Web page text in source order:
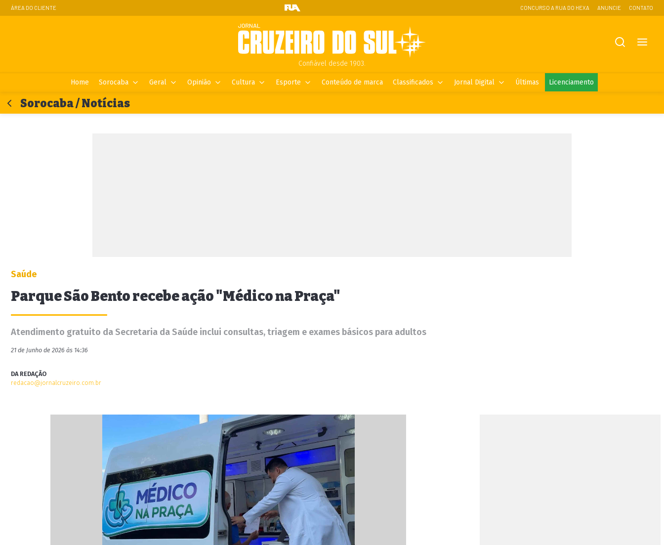
ÁREA DO CLIENTE CONCURSO A RUA DO HEXA ANUNCIE CONTATO
Confiável desde 1903.
Home Sorocaba Geral Opinião Cultura Esporte Conteúdo de marca Classificados Jornal Digital Últimas Licenciamento
Sorocaba / Notícias
Saúde
Parque São Bento recebe ação "Médico na Praça"
Atendimento gratuito da Secretaria da Saúde inclui consultas, triagem e exames básicos para adultos
21 de Junho de 2026 às 14:36
DA REDAÇÃO
redacao@jornalcruzeiro.com.br